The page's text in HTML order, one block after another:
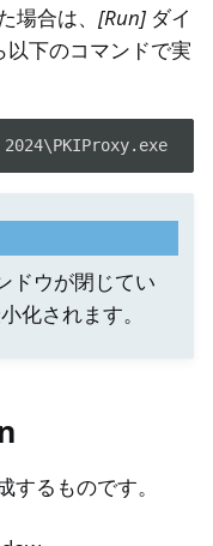
場合は、 [Run] ダイ
下のコマンドで実
ドウが閉じてい
化されます。
するものです。